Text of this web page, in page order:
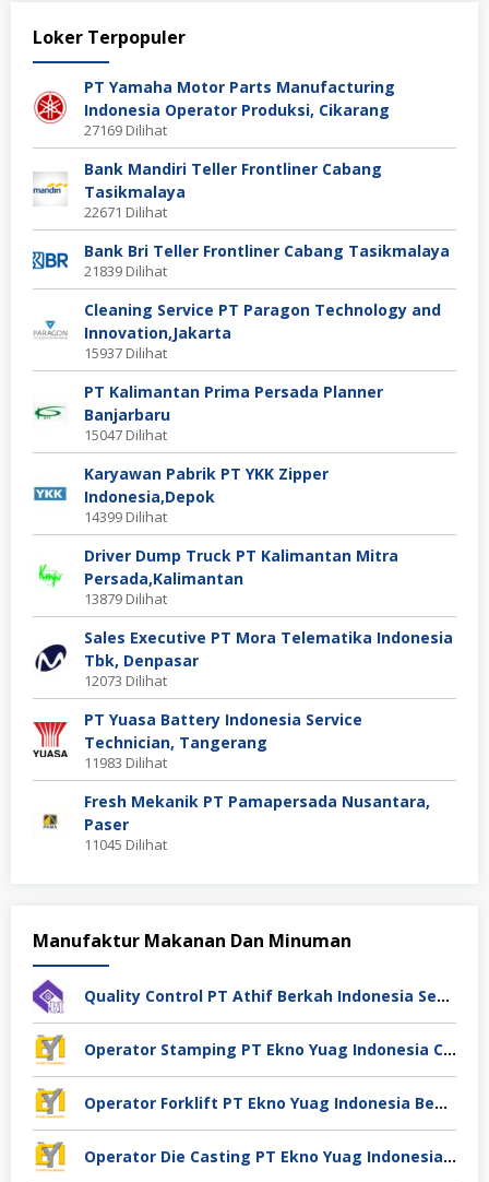
Loker Terpopuler
PT Yamaha Motor Parts Manufacturing
Indonesia Operator Produksi, Cikarang
27169 Dilihat
Bank Mandiri Teller Frontliner Cabang
Tasikmalaya
22671 Dilihat
Bank Bri Teller Frontliner Cabang Tasikmalaya
21839 Dilihat
Cleaning Service PT Paragon Technology and
Innovation,Jakarta
15937 Dilihat
PT Kalimantan Prima Persada Planner
Banjarbaru
15047 Dilihat
Karyawan Pabrik PT YKK Zipper
Indonesia,Depok
14399 Dilihat
Driver Dump Truck PT Kalimantan Mitra
Persada,Kalimantan
13879 Dilihat
Sales Executive PT Mora Telematika Indonesia
Tbk, Denpasar
12073 Dilihat
PT Yuasa Battery Indonesia Service
Technician, Tangerang
11983 Dilihat
Fresh Mekanik PT Pamapersada Nusantara,
Paser
11045 Dilihat
Manufaktur Makanan Dan Minuman
Quality Control PT Athif Berkah Indonesia Semarang
Operator Stamping PT Ekno Yuag Indonesia Cikarang
Operator Forklift PT Ekno Yuag Indonesia Bekasi
Operator Die Casting PT Ekno Yuag Indonesia Bekasi